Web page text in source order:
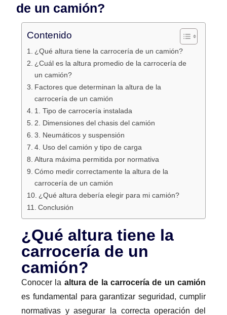
de un camión?
Contenido
¿Qué altura tiene la carrocería de un camión?
¿Cuál es la altura promedio de la carrocería de
un camión?
Factores que determinan la altura de la
carrocería de un camión
1. Tipo de carrocería instalada
2. Dimensiones del chasis del camión
3. Neumáticos y suspensión
4. Uso del camión y tipo de carga
Altura máxima permitida por normativa
Cómo medir correctamente la altura de la
carrocería de un camión
¿Qué altura debería elegir para mi camión?
Conclusión
¿Qué altura tiene la
carrocería de un
camión?
Conocer la altura de la carrocería de un camión
es fundamental para garantizar seguridad, cumplir
normativas y asegurar la correcta operación del